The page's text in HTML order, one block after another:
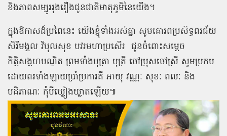
និងភាពសម្បូររុងរឿងជូនជាតិមាតុភូមិនៃយើង។
ក្នុងឱកាសដ៏ប្រពៃនេះ យើងខ្ញុំទាំងអស់គ្នា សូមគោរពប្រសិទ្ធពរជ័យ
សិរីមង្គល វិបុលសុខ បវរមហាប្រសើរ ជូនចំពោះសម្តេច
កិត្តិសង្គហបណ្ឌិត ព្រមទាំងបុត្រា បុត្រី ចៅប្រុសចៅស្រី សូមប្រកប
ដោយពរទាំងឡាយប្រាំប្រការគឺ អាយុ វណ្ណៈ សុខៈ ពលៈ និង
បដិភាណៈ កុំបីឃ្លៀងឃ្លាតឡើយ៕